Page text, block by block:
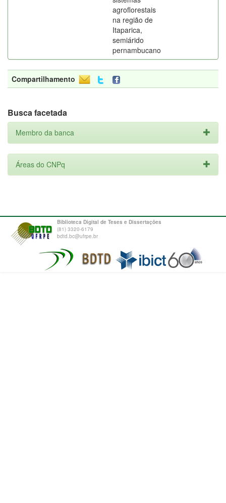
agroflorestais
na região de
Itaparica,
semiárido
pernambucano
Compartilhamento
Busca facetada
Membro da banca
Áreas do CNPq
Biblioteca Digital de Teses e Dissertações
(81) 3320-6179
bdtd.bc@ufrpe.br